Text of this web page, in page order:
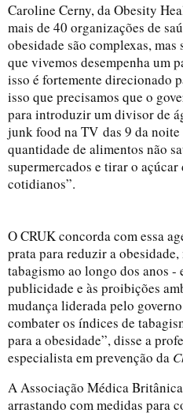
Caroline Cerny, da Obesity
mais de 40 organizações de
obesidade são complexas,
que vivemos desempenha um
isso é fortemente direcionado
isso que precisamos que o
para introduzir um divisor de
junk food na TV das 9 da noite
quantidade de alimentos não
supermercados e tirar o
cotidianos”.
O CRUK concorda com essa
prata para reduzir a obesidade,
tabagismo ao longo dos anos -
publicidade e às proibições
mudança liderada pelo
combater os índices de
para a obesidade”, disse a
especialista em prevenção da
A Associação Médica
arrastando com medidas para